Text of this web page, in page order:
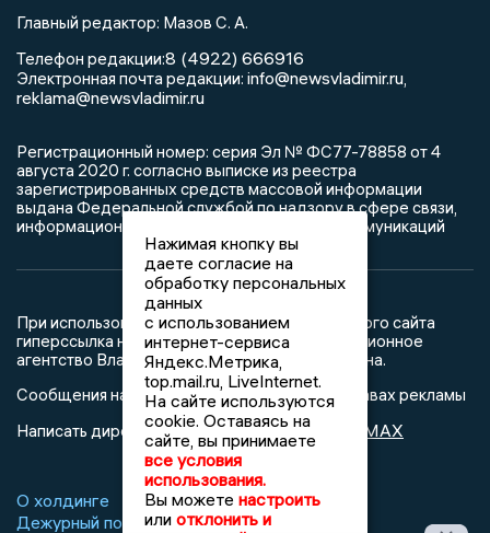
Главный редактор: Мазов С. А.
Телефон редакции:8 (4922) 666916
Электронная почта редакции: info@newsvladimir.ru,
reklama@newsvladimir.ru
Регистрационный номер: серия Эл № ФС77-78858 от 4
августа 2020 г. согласно выписке из реестра
зарегистрированных средств массовой информации
выдана Федеральной службой по надзору в сфере связи,
информационных технологий и массовых коммуникаций
При использовании любого материала с данного сайта
гиперссылка на Сетевое издание «Информационное
агентство Владимирские новости» обязательна.
Сообщения на сером фоне размещены на правах рекламы
Написать директору в телеграм@mazov MAX
О холдинге Вакансии
Реклама
Дежурный по новостям
Нажимая кнопку вы
даете согласие на
обработку персональных
данных
с использованием
интернет-сервиса
Яндекс.Метрика,
top.mail.ru, LiveInternet.
На сайте используются
cookie. Оставаясь на
сайте, вы принимаете
все условия
использования.
Вы можете настроить
или отклонить и